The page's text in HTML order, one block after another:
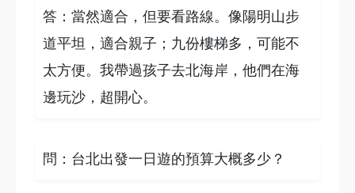
答：當然適合，但要看路線。像陽明山步
道平坦，適合親子；九份樓梯多，可能不
太方便。我帶過孩子去北海岸，他們在海
邊玩沙，超開心。
問：台北出發一日遊的預算大概多少？